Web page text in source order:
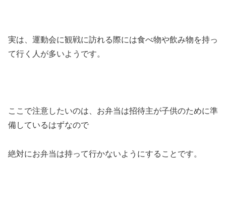
実は、運動会に観戦に訪れる際には食べ物や飲み物を持っ
て行く人が多いようです。
ここで注意したいのは、お弁当は招待主が子供のために準
備しているはずなので
絶対にお弁当は持って行かないようにすることです。